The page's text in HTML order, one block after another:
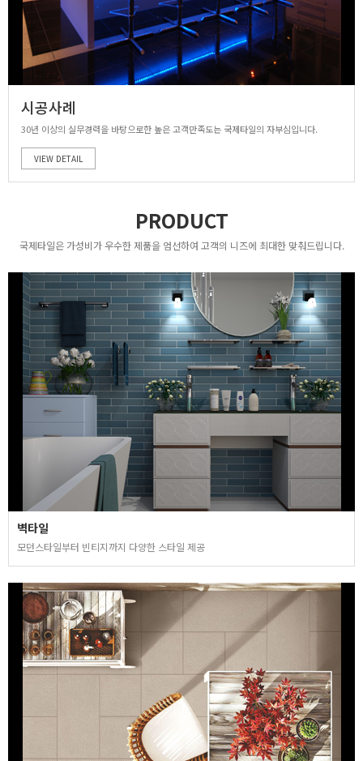
시공사례
30년 이상의 실무경력을 바탕으로한 높은 고객만족도는 국제타일의 자부심입니다.
VIEW DETAIL
PRODUCT
국제타일은 가성비가 우수한 제품을 엄선하여 고객의 니즈에 최대한 맞춰드립니다.
벽타일
모던스타일부터 빈티지까지 다양한 스타일 제공